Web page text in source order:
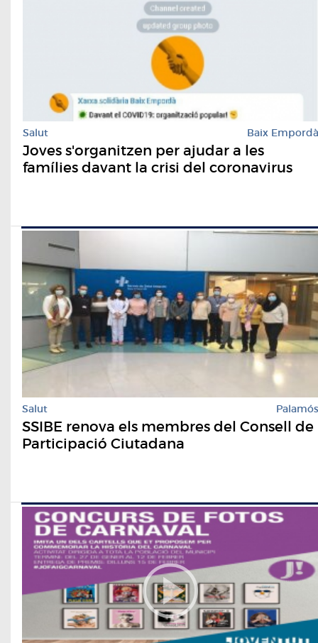
Salut Baix Empordà
Joves s'organitzen per ajudar a les
famílies davant la crisi del coronavirus
Salut Palamós
SSIBE renova els membres del Consell de
Participació Ciutadana